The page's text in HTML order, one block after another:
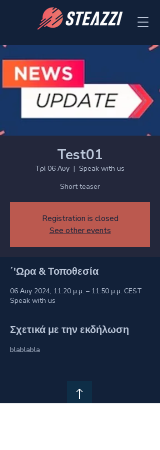
Test01
Τρί 06 Αυγ
  |
Speak with us
Short teaser
Registration is closed
See other events
΄'Ωρα & Τοποθεσία
06 Αυγ 2024, 11:20 μ.μ. – 11:50 μ.μ. CEST
Speak with us
Σχετικά με την εκδήλωση
blablabla